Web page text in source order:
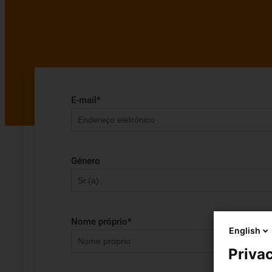
E-mail *
Género
Nome próprio*
English